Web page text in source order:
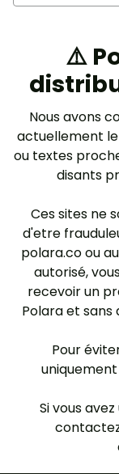
⚠️
Nous avons
actuellement le
ou textes
disants
Ces sites ne
d'etre
polara.co ou
autorisé,
recevoir un
Polara et
Pour
Si vous